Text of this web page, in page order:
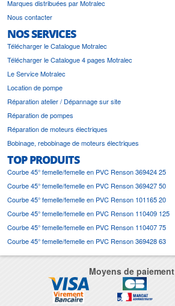
Marques distribuées par Motralec
Nous contacter
NOS SERVICES
Télécharger le Catalogue Motralec
Télécharger le Catalogue 4 pages Motralec
Le Service Motralec
Location de pompe
Réparation atelier / Dépannage sur site
Réparation de pompes
Réparation de moteurs électriques
Bobinage, rebobinage de moteurs électriques
TOP PRODUITS
Courbe 45° femelle/femelle en PVC Renson 369424 25
Courbe 45° femelle/femelle en PVC Renson 369427 50
Courbe 45° femelle/femelle en PVC Renson 101165 20
Courbe 45° femelle/femelle en PVC Renson 110409 125
Courbe 45° femelle/femelle en PVC Renson 110407 75
Courbe 45° femelle/femelle en PVC Renson 369428 63
Moyens de paiement